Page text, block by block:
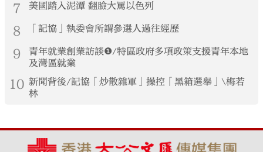
7 美國踏入泥潭 翻臉大罵以色列
8 「記協」執委會所謂參選人過往經歷
9
青年就業創業訪談❶/特區政府多項政策支援青年本地
及灣區就業
10 新聞背後/記協「炒散雜軍」操控「黑箱選舉」\梅若
林